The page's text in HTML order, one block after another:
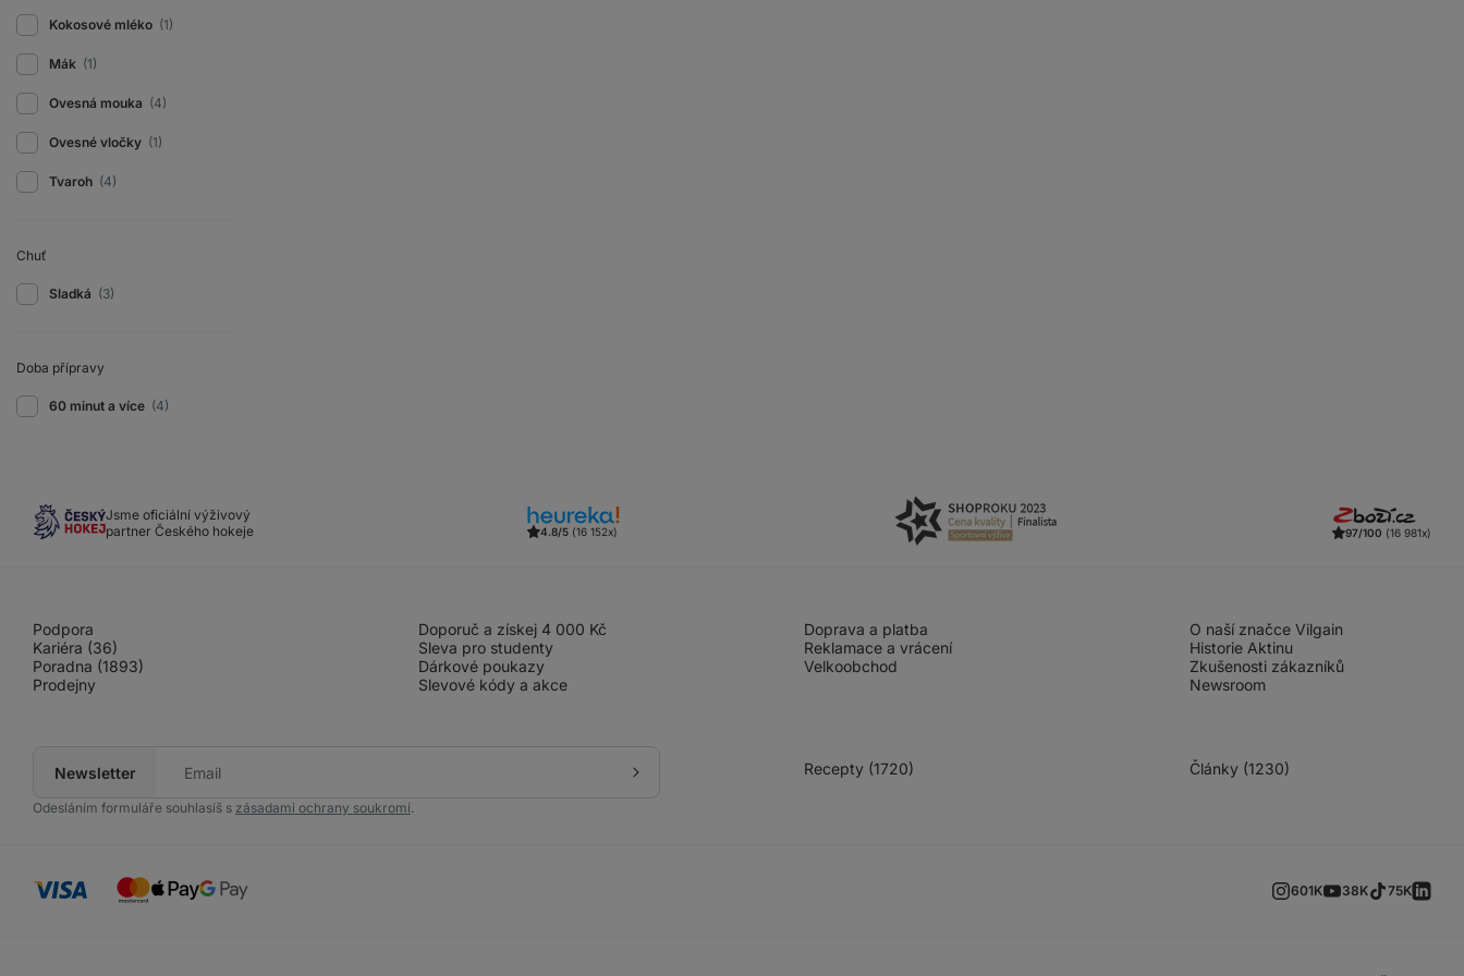
Kokosové mléko (1)
Mák (1)
Ovesná mouka (4)
Ovesné vločky (1)
Tvaroh (4)
Chuť
Sladká (3)
Doba přípravy
60 minut a více (4)
Jsme oficiální výživový
partner Českého hokeje
4.8/5 (16 152x) 97/100 (16 981x)
Podpora
Kariéra (36)
Poradna (1893)
Prodejny
Doporuč a získej 4 000 Kč
Sleva pro studenty
Dárkové poukazy
Slevové kódy a akce
Doprava a platba
Reklamace a vrácení
Velkoobchod
O naší značce Vilgain
Historie Aktinu
Zkušenosti zákazníků
Newsroom
Newsletter
mail
Přihlásit
Odesláním formuláře souhlasíš s zásadami ochrany soukromí.
Recepty (1720) Články (1230)
601K 38K 75K